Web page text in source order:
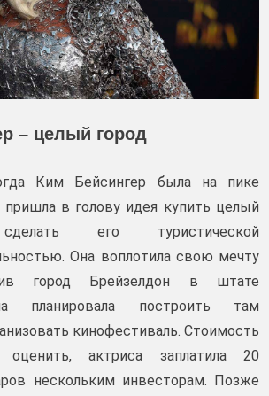
– целый город
Ким Бейсингер была на пике
пришла в голову идея купить целый
его туристической
Она воплотила свою мечту
город Брейзелдон в штате
планировала построить там
кинофестиваль. Стоимость
актриса заплатила 20
нескольким инвесторам. Позже